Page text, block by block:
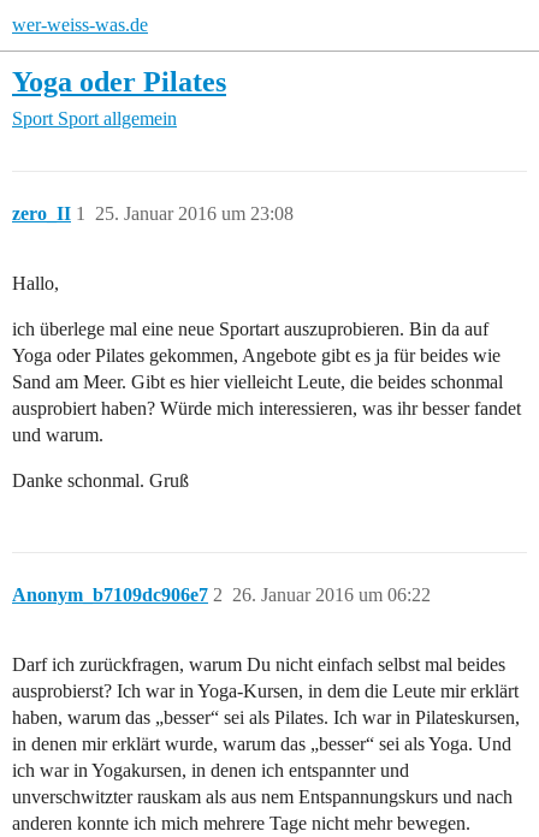
wer-weiss-was.de
Yoga oder Pilates
Sport Sport allgemein
zero_II 25. Januar 2016 um 23:08
1
Hallo,
ich überlege mal eine neue Sportart auszuprobieren. Bin da auf
Yoga oder Pilates gekommen, Angebote gibt es ja für beides wie
Sand am Meer. Gibt es hier vielleicht Leute, die beides schonmal
ausprobiert haben? Würde mich interessieren, was ihr besser fandet
und warum.
Danke schonmal. Gruß
Anonym_b7109dc906e7 26. Januar 2016 um 06:22
2
Darf ich zurückfragen, warum Du nicht einfach selbst mal beides
ausprobierst? Ich war in Yoga-Kursen, in dem die Leute mir erklärt
haben, warum das „besser“ sei als Pilates. Ich war in Pilateskursen,
in denen mir erklärt wurde, warum das „besser“ sei als Yoga. Und
ich war in Yogakursen, in denen ich entspannter und
unverschwitzter rauskam als aus nem Entspannungskurs und nach
anderen konnte ich mich mehrere Tage nicht mehr bewegen.